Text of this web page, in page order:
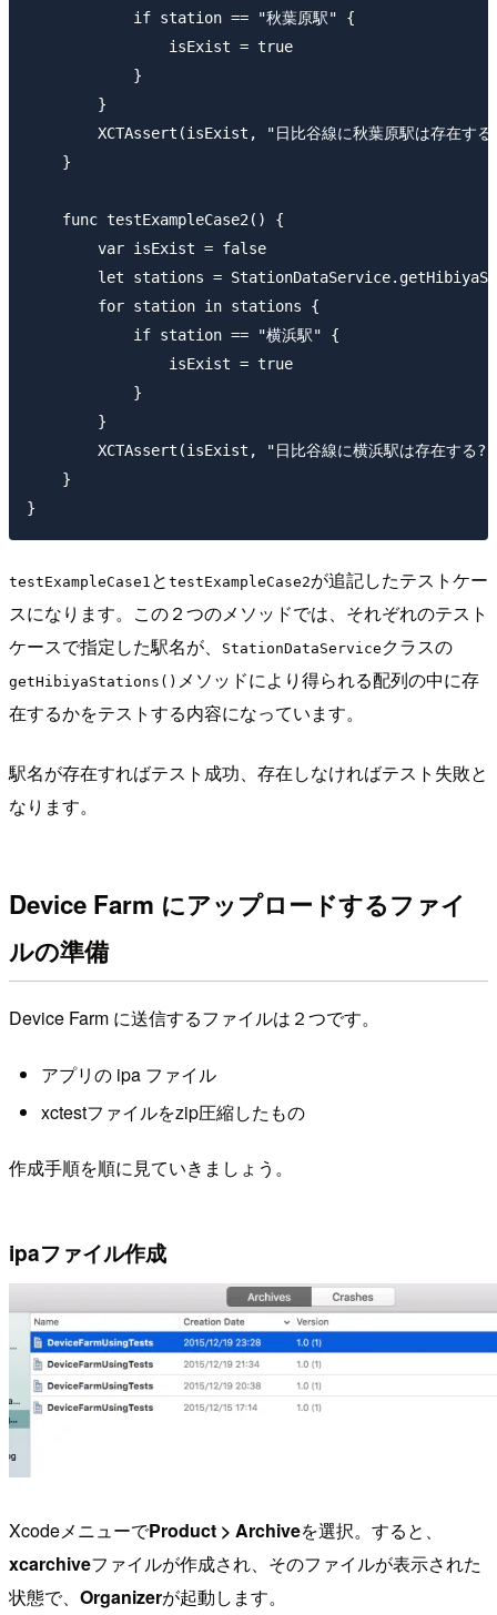
            if station == "秋葉原駅" {
                isExist = true
            }
        }
XCTAssert(isExist, "日比谷線に秋葉原駅は存在す
    }
    func testExampleCase2() {
        var isExist = false
let stations =
        for station in stations {
            if station == "横浜駅" {
                isExist = true
            }
        }
XCTAssert(isExist, "日比谷線に横浜駅は存在する
    }
testExampleCase1 と testExampleCase2が追記したテストケー
スになります。この２つのメソッドでは、それぞれのテスト
ケースで指定した駅名が、
StationDataService クラスの
getHibiyaStations() メソッドにより得られる配列の中に存
在するかをテストする内容になっています。
駅名が存在すればテスト成功、存在しなければテスト失敗と
なります。
Device Farm にアップロードするファイ
ルの準備
Device Farm に送信するファイルは２つです。
アプリの ipa ファイル
xctestファイルをzip圧縮したもの
作成手順を順に見ていきましょう。
ipaファイル作成
XcodeメニューでProduct > Archiveを選択。すると、
xcarchiveファイルが作成され、そのファイルが表示された
状態で、 Organizerが起動します。